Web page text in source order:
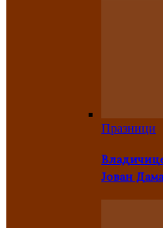
Празници
Јован